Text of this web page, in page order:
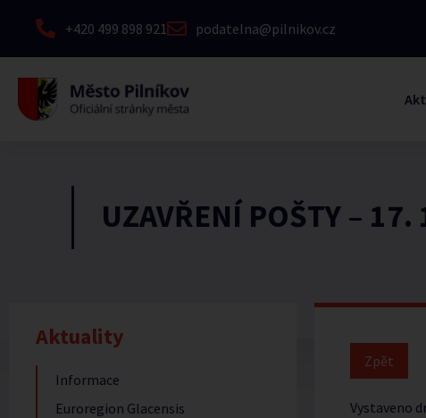
+420 499 898 921 podatelna@pilnikov.cz
UZAVŘENÍ POŠTY –
Aktuality
Informace
Euroregion Glacensis
Vystaveno